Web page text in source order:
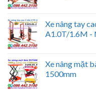
Xe nâng tay
A1.0T/1.6M -
Xe nâng mặt
1500mm